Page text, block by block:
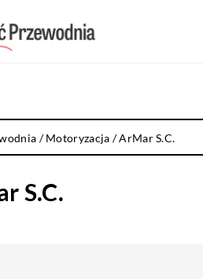
/Motoryzacja /ArMar S.C.
S.C.